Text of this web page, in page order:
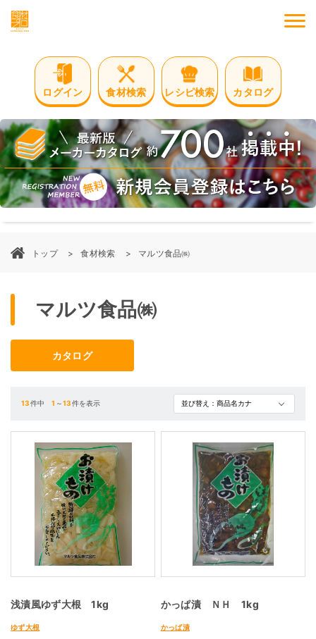
ログイン 食材検索 レシピ検索 カタログ
トップ 食材検索 マルツ食品㈱
マルツ食品㈱
カタログ
13件中1 ～13件を表示
浅漬風ゆず大根 1kg
ゆず大根
かっぱ漬 ＮＨ 1kg
かっぱ漬